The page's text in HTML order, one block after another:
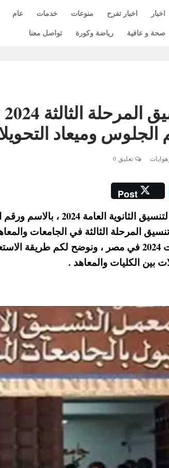
اخبار اخبار تفرح منوعات خدمات عام
صحة و عافية
رياضة وكورة تواصل معنا
الجلوس وميعاد
تعليق 0
Post
نستعرض معكم نتيجة المرحلة الثالثة
المرحلة الثالثة في الجامعات
لطلاب المرحلة الثالثة لتنسيق الكليات 2024 في مصر ،
بين الكليات والمعاهد .